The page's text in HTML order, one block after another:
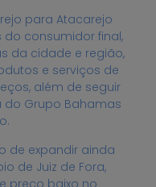
para Atacarejo
consumidor final,
da cidade e região,
e serviços de
além de seguir
Grupo Bahamas
de expandir ainda
de Juiz de Fora,
preço baixo no